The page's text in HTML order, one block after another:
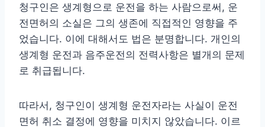
청구인은 생계형으로 운전을 하는 사람으로써, 운
전면허의 소실은 그의 생존에 직접적인 영향을 주
었습니다. 이에 대해서도 법은 분명합니다. 개인의
생계형 운전과 음주운전의 전력사항은 별개의 문제
로 취급됩니다.
따라서, 청구인이 생계형 운전자라는 사실이 운전
면허 취소 결정에 영향을 미치지 않았습니다. 이르